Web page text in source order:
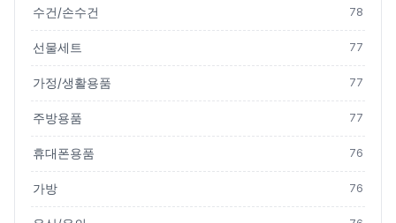
수건/손수건 78
선물세트 77
가정/생활용품 77
주방용품 77
휴대폰용품 76
가방 76